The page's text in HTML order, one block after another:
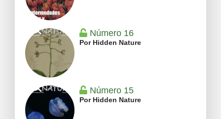
Número 16
Por Hidden Nature
Número 15
Por Hidden Nature